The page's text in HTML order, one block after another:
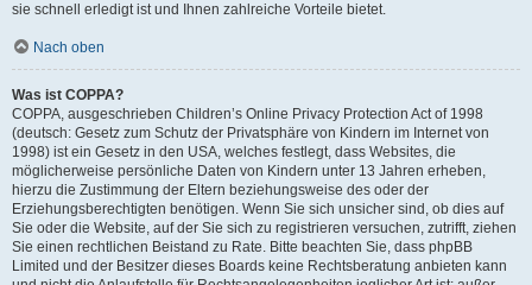
sie schnell erledigt ist und Ihnen zahlreiche Vorteile bietet.
Nach oben
Was ist COPPA?
COPPA, ausgeschrieben Children’s Online Privacy Protection Act of 1998
(deutsch: Gesetz zum Schutz der Privatsphäre von Kindern im Internet von
1998) ist ein Gesetz in den USA, welches festlegt, dass Websites, die
möglicherweise persönliche Daten von Kindern unter 13 Jahren erheben,
hierzu die Zustimmung der Eltern beziehungsweise des oder der
Erziehungsberechtigten benötigen. Wenn Sie sich unsicher sind, ob dies auf
Sie oder die Website, auf der Sie sich zu registrieren versuchen, zutrifft, ziehen
Sie einen rechtlichen Beistand zu Rate. Bitte beachten Sie, dass phpBB
Limited und der Besitzer dieses Boards keine Rechtsberatung anbieten kann